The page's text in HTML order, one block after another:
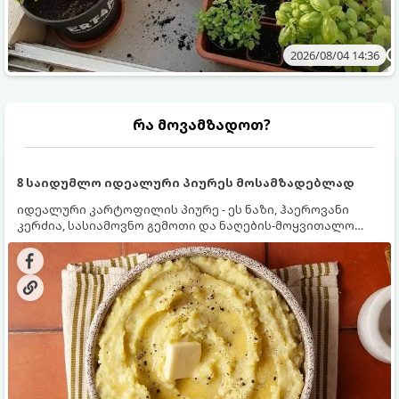
2026/08/04 14:36
რა მოვამზადოთ?
8 საიდუმლო იდეალური პიურეს მოსამზადებლად
იდეალური კარტოფილის პიურე - ეს ნაზი, ჰაეროვანი
კერძია, სასიამოვნო გემოთი და ნაღების-მოყვითალო
ფერით. მისი მომზადება ძალიან მარტივია, მაგრამ
არსებობს რამდენიმე საიდუმლო, რომლებიც უნდა
იცოდეთ, რომ პიურე იდეალურად გემრიელი გამოვიდეს.